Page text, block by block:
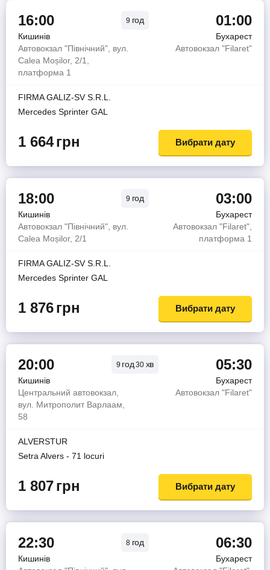
16:00 9 год 01:00
Кишинів
Бухарест
Автовокзал "Північний", вул.
Calea Moșilor, 2/1,
платформа 1
Автовокзал "Filaret"
FIRMA GALIZ-SV S.R.L.
Mercedes Sprinter GAL
1 664грн Вибрати дату
18:00 9 год 03:00
Кишинів
Бухарест
Автовокзал "Північний", вул.
Calea Moșilor, 2/1
Автовокзал "Filaret",
платформа 1
FIRMA GALIZ-SV S.R.L.
Mercedes Sprinter GAL
1 876грн Вибрати дату
20:00 9 год30 хв 05:30
Кишинів
Бухарест
Центральний автовокзал,
вул. Митрополит Варлаам,
58
Автовокзал "Filaret"
ALVERSTUR
Setra Alvers - 71 locuri
1 807грн Вибрати дату
22:30 8 год 06:30
Кишинів
Бухарест